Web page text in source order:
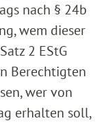
nach § 24b
wem dieser
2 EStG
Berechtigten
wer von
erhalten soll,